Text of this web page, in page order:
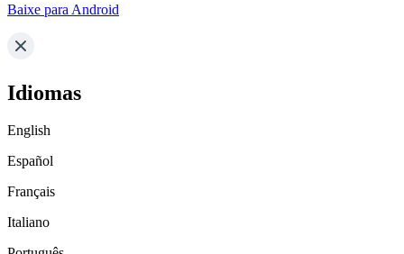
Baixe para Android
Idiomas
English
Español
Français
Italiano